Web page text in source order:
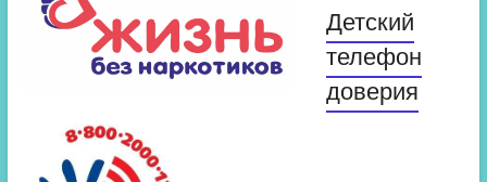
Детский
телефон
доверия